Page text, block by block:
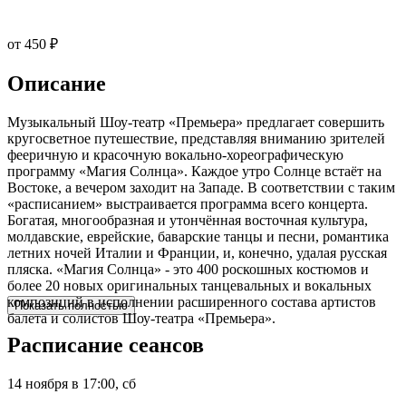
от 450 ₽
Описание
Музыкальный Шоу-театр «Премьера» предлагает совершить
кругосветное путешествие, представляя вниманию зрителей
фееричную и красочную вокально-хореографическую
программу «Магия Солнца». Каждое утро Солнце встаёт на
Востоке, а вечером заходит на Западе. В соответствии с таким
«расписанием» выстраивается программа всего концерта.
Богатая, многообразная и утончённая восточная культура,
молдавские, еврейские, баварские танцы и песни, романтика
летних ночей Италии и Франции, и, конечно, удалая русская
пляска. «Магия Солнца» - это 400 роскошных костюмов и
более 20 новых оригинальных танцевальных и вокальных
композиций в исполнении расширенного состава артистов
балета и солистов Шоу-театра «Премьера».
Показать полностью
Расписание сеансов
14 ноября в 17:00, сб